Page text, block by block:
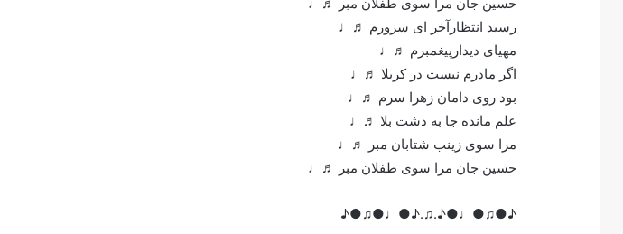
رسید انتظارآخر ای سرورم ♬♩
مهیای دیدارپیغمبرم ♬♩
اگر مادرم نیست در کربلا ♬♩
بود روی دامان زهرا سرم ♬♩
علم مانده جا به دشت بلا ♬♩
مرا سوی زینب شتابان مبر ♬♩
حسین جان مرا سوی طفلان مبر ♬♩
♪●♫●♩●♪.♫.♪●♩●♫●♪